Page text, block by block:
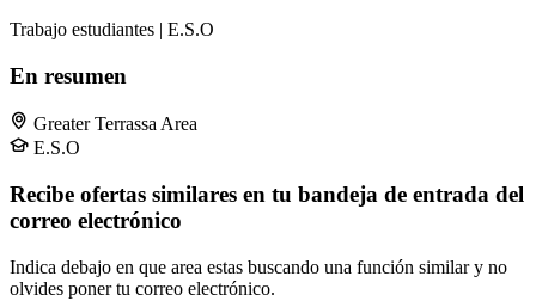
Trabajo estudiantes | E.S.O
En resumen
Greater Terrassa Area
E.S.O
Recibe ofertas similares en tu bandeja de entrada del
correo electrónico
Indica debajo en que area estas buscando una función similar y no
olvides poner tu correo electrónico.